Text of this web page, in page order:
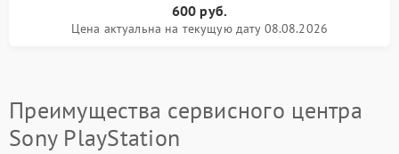
600 руб.
Цена актуальна на текущую дату 08.08.2026
Преимущества сервисного центра
Sony PlayStation